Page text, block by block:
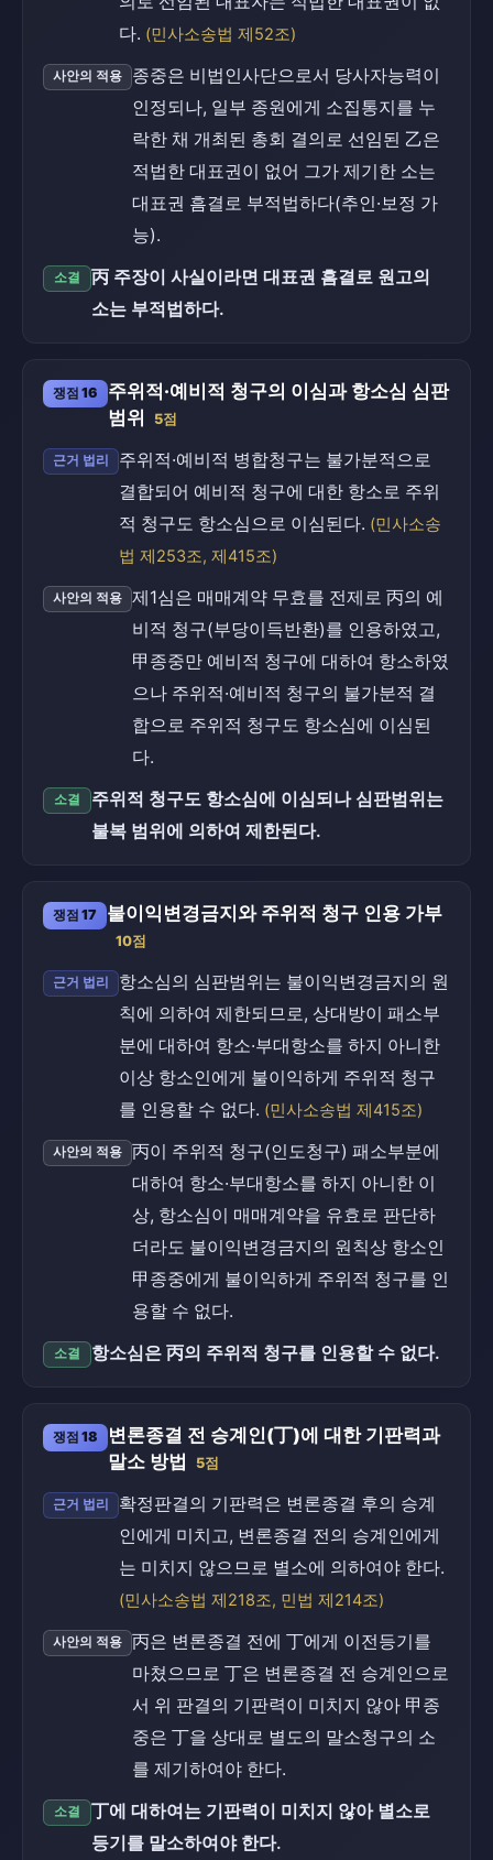
다. (민사소송법 제52조)
사안의 적용
종중은 비법인사단으로서 당사자능력이
인정되나, 일부 종원에게 소집통지를 누
락한 채 개최된 총회 결의로 선임된 乙은
적법한 대표권이 없어 그가 제기한 소는
대표권 흠결로 부적법하다(추인·보정 가
능).
소결
丙 주장이 사실이라면 대표권 흠결로 원고의
소는 부적법하다.
쟁점 16
주위적·예비적 청구의 이심과 항소심 심판
범위
5점
근거 법리
주위적·예비적 병합청구는 불가분적으로
결합되어 예비적 청구에 대한 항소로 주위
적 청구도 항소심으로 이심된다. (민사소송
법 제253조, 제415조)
사안의 적용
제1심은 매매계약 무효를 전제로 丙의 예
비적 청구(부당이득반환)를 인용하였고,
甲종중만 예비적 청구에 대하여 항소하였
으나 주위적·예비적 청구의 불가분적 결
합으로 주위적 청구도 항소심에 이심된
다.
소결
주위적 청구도 항소심에 이심되나 심판범위는
불복 범위에 의하여 제한된다.
쟁점 17 불이익변경금지와 주위적 청구 인용 가부
10점
근거 법리
항소심의 심판범위는 불이익변경금지의 원
칙에 의하여 제한되므로, 상대방이 패소부
분에 대하여 항소·부대항소를 하지 아니한
이상 항소인에게 불이익하게 주위적 청구
를 인용할 수 없다. (민사소송법 제415조)
사안의 적용
丙이 주위적 청구(인도청구) 패소부분에
대하여 항소·부대항소를 하지 아니한 이
상, 항소심이 매매계약을 유효로 판단하
더라도 불이익변경금지의 원칙상 항소인
甲종중에게 불이익하게 주위적 청구를 인
용할 수 없다.
소결 항소심은 丙의 주위적 청구를 인용할 수 없다.
쟁점 18
변론종결 전 승계인(丁)에 대한 기판력과
말소 방법
5점
근거 법리
확정판결의 기판력은 변론종결 후의 승계
인에게 미치고, 변론종결 전의 승계인에게
는 미치지 않으므로 별소에 의하여야 한다.
(민사소송법 제218조, 민법 제214조)
사안의 적용
丙은 변론종결 전에 丁에게 이전등기를
마쳤으므로 丁은 변론종결 전 승계인으로
서 위 판결의 기판력이 미치지 않아 甲종
중은 丁을 상대로 별도의 말소청구의 소
를 제기하여야 한다.
소결
丁에 대하여는 기판력이 미치지 않아 별소로
등기를 말소하여야 한다.